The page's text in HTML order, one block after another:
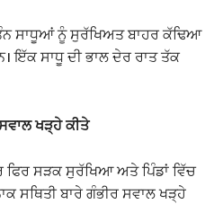
ਸਾਧੂਆਂ ਨੂੰ ਸੁਰੱਖਿਅਤ ਬਾਹਰ ਕੱਢਿਆ
ਇੱਕ ਸਾਧੂ ਦੀ ਭਾਲ ਦੇਰ ਰਾਤ ਤੱਕ
ਖੜ੍ਹੇ ਕੀਤੇ
ਸੜਕ ਸੁਰੱਖਿਆ ਅਤੇ ਪਿੰਡਾਂ ਵਿੱਚ
ਸਥਿਤੀ ਬਾਰੇ ਗੰਭੀਰ ਸਵਾਲ ਖੜ੍ਹੇ